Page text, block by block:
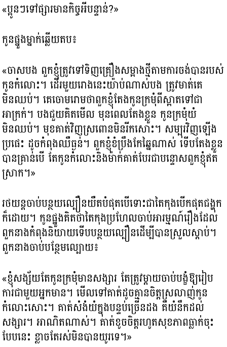
«ប្អូនៗទៅផ្សារមានកិច្ចអីបន្ទាន់?»
កូនផ្នួងម្នាក់ឆ្លើយតប៖
«ចាសបង ពួកខ្ញុំត្រូវទៅទិញគ្រឿងសម្អាងថ្មីតាមការចង់បានរបស់
កូនកំលោះ។ ដើរមួយរោងនេះយ៉ាប់ណាស់បង ត្រូវមាត់គេ
មិនឈប់។ គេចោមរោមថាពួកខ្ញុំតែងកូនក្រមុំពីស្អាតទៅជា
អាក្រក់។ បងជួយគិតមើល មុនពេលតែងខ្លួន កូនក្រមុំយំ
មិនឈប់។ មុខគាត់វិញស្រពោនមិនរីកសោះ។ សម្បុរវិញឡើង
ប្រផេះ ដូចកំពុងឈឺធ្ងន់។ ពួកខ្ញុំខំប្រឹងកែឆ្នៃណាស់ ទើបតែងខ្លួន
បានគ្រាន់បើ តែកូនកំលោះនិងម៉ាក់គាត់បែរជាបន្ទោសពួកខ្ញុំឥត
ស្រាក។»
រថយន្តចាប់បន្ថយល្បឿនយឺតបំផុតបើទោះជាតៃកុងបើកផុតជង្ហុក
ក៏ដោយ។ កូនផ្នួងគិតថាតៃកុងប្រហែលចាប់អារម្មណ៍រឿងដែល
ពួកនាងកំពុងនិយាយទើបបន្ថយល្បឿនដើម្បីបានស្រួលស្តាប់។
ពួកនាងចាប់បន្ថែមល្បោយ៖
«ខ្ញុំសង្ស័យតែកូនក្រមុំមានសង្សារ តែត្រូវម្ដាយចាប់បង្ខំឱ្យរៀប
ការជាមួយអ្នកមាន។ មើលទៅគាត់ដូចគ្មានចិត្តស្រលាញ់កូន
កំលោះសោះ។ គាត់សំងំយំក្នុងបន្ទប់ច្រើនដង គឺយំនឹកដល់
សង្សារ។ អាណិតណាស់។ គាត់ខូចចិត្តរហូតសុខភាពធ្លាក់ចុះ
បែបនេះ ខ្លាចតែរស់មិនបានយូរទេ។»